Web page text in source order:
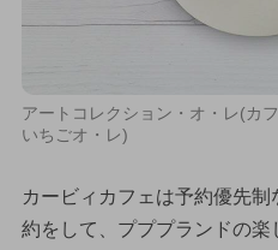
アートコレクション・オ・レ(カ
いちごオ・レ)
カービィカフェは予約優先
約をして、プププランドの